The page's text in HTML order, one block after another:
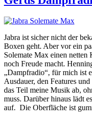
Jabra ist sicher nicht der
Boxen geht. Aber vor ein
Solemate Max einen netten
noch Freude macht.
„Dampfradio“, für mich ist
Ausdauer, den Features
das Teil meine Musik ab,
muss. Darüber hinaus lädt
auf. Die Oberfläche ist